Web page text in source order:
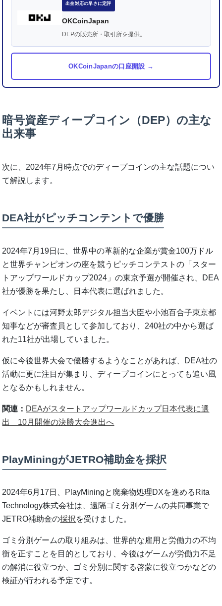
出金対応の早さに定評
OKCoinJapan
DEPの販売所・取引所を提供。
OKCoinJapanの口座開設 →
暗号資産ディープコイン（DEP）の主な
出来事
次に、2024年7月時点でのディープコインの主な話題につい
て解説します。
DEA社がピッチコンテントで優勝
2024年7月19日に、世界中の革新的な企業が賞金100万ドル
と世界チャンピオンの座を競うピッチコンテストの「スター
トアップワールドカップ2024」の東京予選が開催され、DEA
社が優勝を果たし、日本代表に選ばれました。
イベントには河野太郎デジタル担当大臣や小池百合子東京都
知事などが審査員として参加しており、240社の中から選ば
れた11社が出場していました。
仮に今後世界大会で優勝するようなことがあれば、DEA社の
活動に更に注目が集まり、ディープコインにとっても追い風
となるかもしれません。
関連： DEAがスタートアップワールドカップ日本代表に選
出 10月開催の決勝大会進出へ
PlayMiningがJETRO補助金を採択
2024年6月17日、PlayMiningと廃棄物処理DXを進めるRita
Technology株式会社は、遠隔ゴミ分別ゲームの共同事業で
JETRO補助金の採択を受けました。
ゴミ分別ゲームの取り組みは、世界的な雇用と労働力の不均
衡を正すことを目的としており、今後はゲームが労働力不足
の解消に役立つか、ゴミ分別に関する啓蒙に役立つかなどの
検証が行われる予定です。